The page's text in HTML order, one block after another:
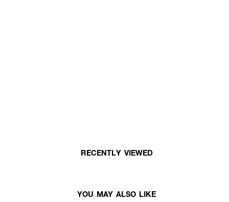
RECENTLY VIEWED
YOU MAY ALSO LIKE